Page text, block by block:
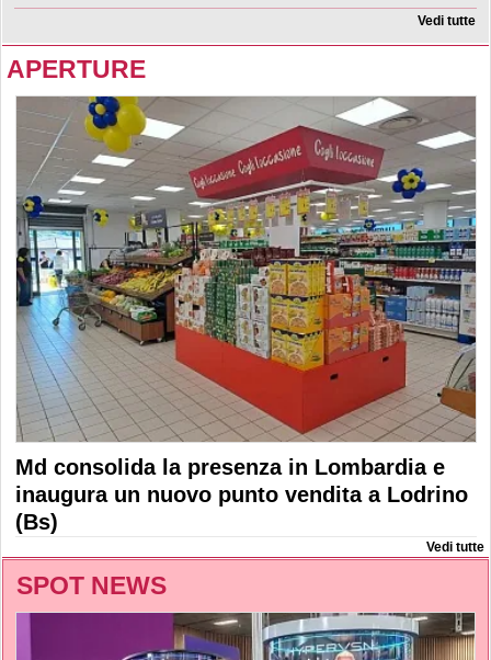
Vedi tutte
APERTURE
Md consolida la presenza in Lombardia e
inaugura un nuovo punto vendita a Lodrino
(Bs)
Vedi tutte
SPOT NEWS